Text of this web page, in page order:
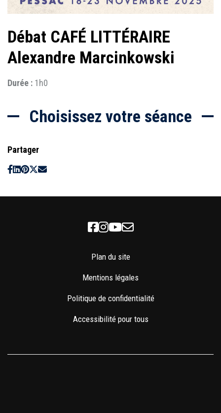
Débat CAFÉ LITTÉRAIRE
Alexandre Marcinkowski
Durée : 1h0
Choisissez votre séance
Partager
Facebook
Instagram
Youtube
Newsletter
Plan du site
Mentions légales
Politique de confidentialité
Accessibilité pour tous